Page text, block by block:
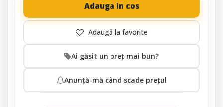
Adauga in cos
Ai găsit un preț mai bun?
Anunță-mă când scade prețul